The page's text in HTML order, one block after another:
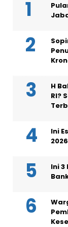
H
RI?
Ini
Ini